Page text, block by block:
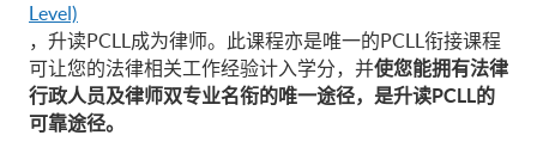
Level)
，升读PCLL成为律师。此课程亦是唯一的PCLL衔接课程
可让您的法律相关工作经验计入学分，并使您能拥有法律
行政人员及律师双专业名衔的唯一途径，是升读PCLL的
可靠途径。